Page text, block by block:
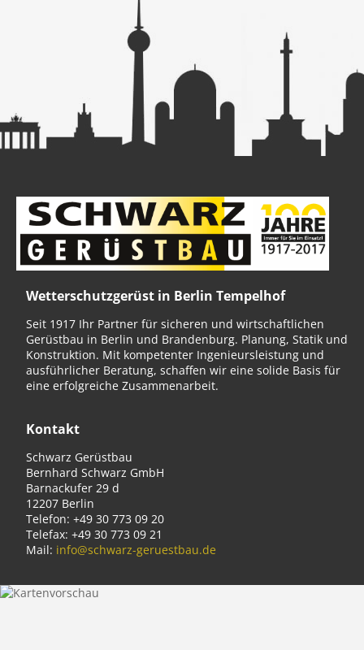
Wetterschutzgerüst in Berlin Tempelhof
Seit 1917 Ihr Partner für sicheren und wirtschaftlichen
Gerüstbau in Berlin und Brandenburg. Planung, Statik und
Konstruktion. Mit kompetenter Ingenieursleistung und
ausführlicher Beratung, schaffen wir eine solide Basis für
eine erfolgreiche Zusammenarbeit.
Kontakt
Schwarz Gerüstbau
Bernhard Schwarz GmbH
Barnackufer 29 d
12207 Berlin
Telefon: +49 30 773 09 20
Telefax: +49 30 773 09 21
Mail: info@schwarz-geruestbau.de